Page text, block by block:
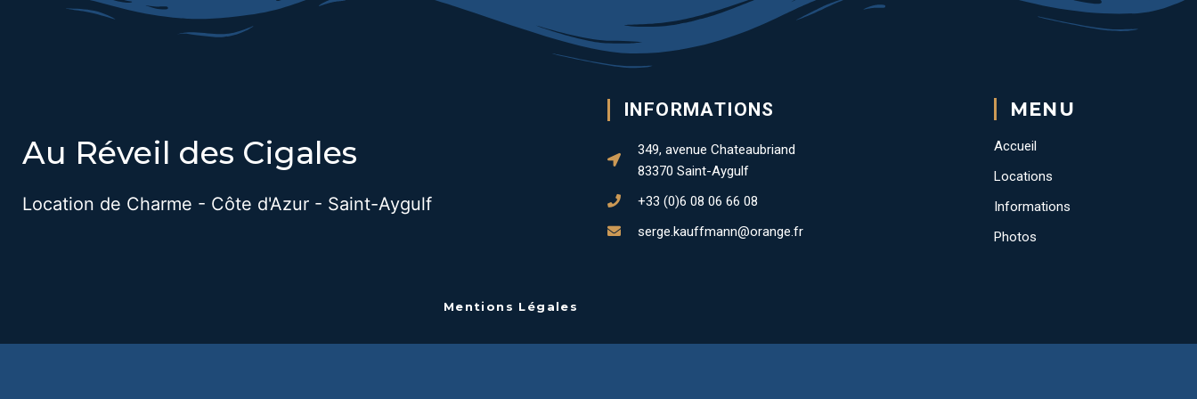
Au Réveil des Cigales
Location de Charme - Côte d'Azur - Saint-Aygulf
INFORMATIONS
349, avenue Chateaubriand
83370 Saint-Aygulf
+33 (0)6 08 06 66 08
serge.kauffmann@orange.fr
MENU
Accueil
Locations
Informations
Photos
Mentions Légales